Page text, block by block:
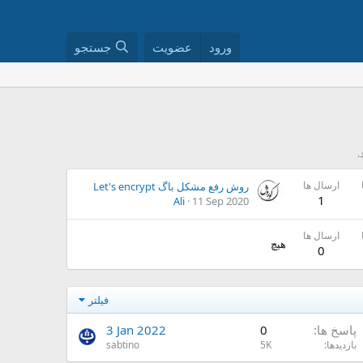
ورود عضویت جستجو
ارسال ها
1
روش رفع مشکل باگ Let's encrypt
11 Sep 2020
Ali
ارسال ها
0 هیچ
فیلتر
پاسخ ها 0
بازدیدها 5K
3 Jan 2022
sabtino